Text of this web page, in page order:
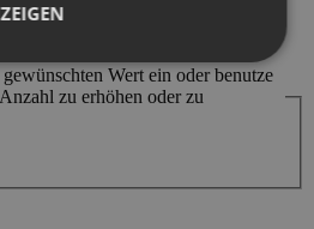
Wert ein oder benutze
zu erhöhen oder zu